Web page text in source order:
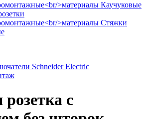
Каучуковые
Стяжки
Schneider Electric
с